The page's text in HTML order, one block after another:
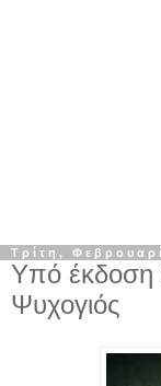
Τρίτη,
Υπό έκδοση
Ψυχογιός